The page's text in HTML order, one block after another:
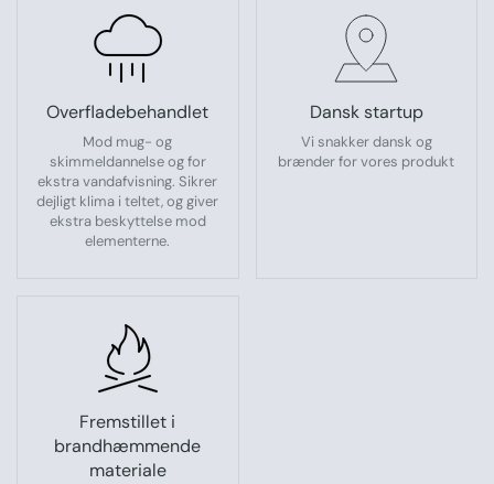
Overfladebehandlet
Mod mug- og
skimmeldannelse og for
ekstra vandafvisning. Sikrer
dejligt klima i teltet, og giver
ekstra beskyttelse mod
elementerne.
Dansk startup
Vi snakker dansk og
brænder for vores produkt
Fremstillet i
brandhæmmende
materiale